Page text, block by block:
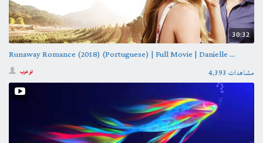
30:32
Runaway Romance (2018) (Portuguese) | Full Movie | Danielle ...
تو عرب 4,393 مشاهدات